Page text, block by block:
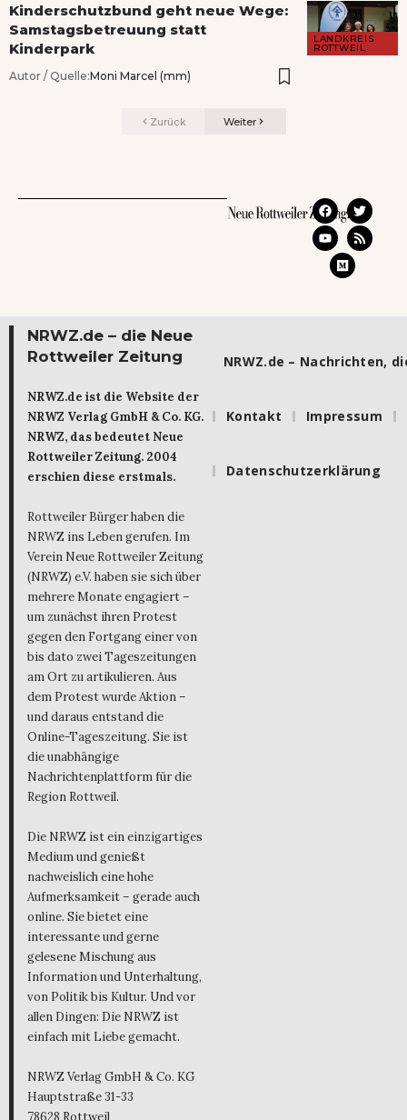
LANDKREIS
ROTTWEIL
Kinderschutzbund geht neue Wege:
Samstagsbetreuung statt
Kinderpark
Autor / Quelle:Moni Marcel (mm)
Zurück Weiter
NRWZ.de – die Neue
Rottweiler Zeitung
NRWZ.de ist die Website der
NRWZ Verlag GmbH & Co. KG.
NRWZ, das bedeutet Neue
Rottweiler Zeitung. 2004
erschien diese erstmals.
Rottweiler Bürger haben die
NRWZ ins Leben gerufen. Im
Verein Neue Rottweiler Zeitung
(NRWZ) e.V. haben sie sich über
mehrere Monate engagiert –
um zunächst ihren Protest
gegen den Fortgang einer von
bis dato zwei Tageszeitungen
am Ort zu artikulieren. Aus
dem Protest wurde Aktion –
und daraus entstand die
Online-Tageszeitung. Sie ist
die unabhängige
Nachrichtenplattform für die
Region Rottweil.
Die NRWZ ist ein einzigartiges
Medium und genießt
nachweislich eine hohe
Aufmerksamkeit – gerade auch
online. Sie bietet eine
interessante und gerne
gelesene Mischung aus
Information und Unterhaltung,
von Politik bis Kultur. Und vor
allen Dingen: Die NRWZ ist
einfach mit Liebe gemacht.
NRWZ Verlag GmbH & Co. KG
Hauptstraße 31-33
78628 Rottweil
NRWZ.de – Nachrichten,
Kontakt Impressum
Datenschutzerklärung